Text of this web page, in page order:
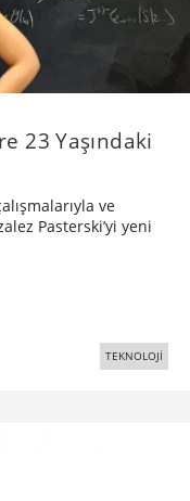
23 Yaşındaki
ve
Pasterski’yi yeni
TEKNOLOJİ